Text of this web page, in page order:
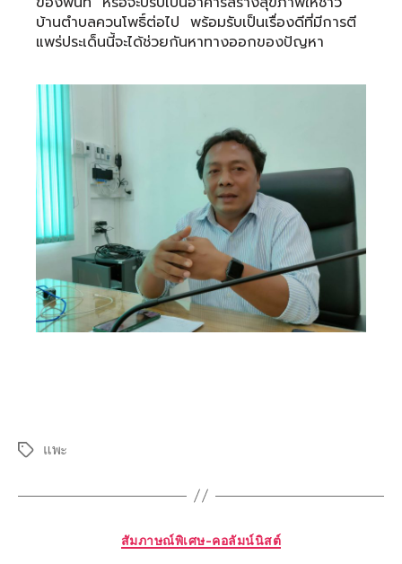
บ้านตำบลควนโพธิ์ต่อไป พร้อมรับเป็นเรื่องดีที่มีการตี
แพร่ประเด็นนี้จะได้ช่วยกันหาทางออกของปัญหา
แพะ
สัมภาษณ์พิเศษ-คอลัมน์นิสต์